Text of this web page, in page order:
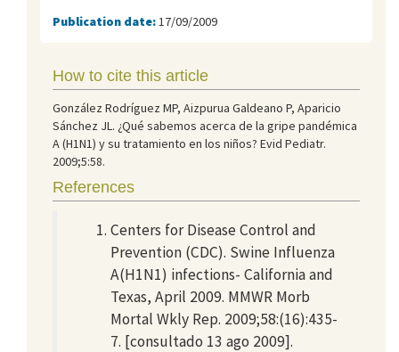
Publication date: 17/09/2009
How to cite this article
González Rodríguez MP, Aizpurua Galdeano P, Aparicio
Sánchez JL. ¿Qué sabemos acerca de la gripe pandémica
A (H1N1) y su tratamiento en los niños? Evid Pediatr.
2009;5:58.
References
Centers for Disease Control and
Prevention (CDC). Swine Influenza
A(H1N1) infections- California and
Texas, April 2009. MMWR Morb
Mortal Wkly Rep. 2009;58:(16):435-
7. [consultado 13 ago 2009].